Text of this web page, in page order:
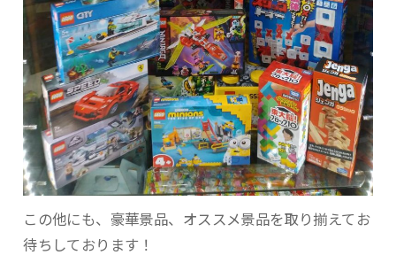
この他にも、豪華景品、オススメ景品を取り揃えてお
待ちしております！